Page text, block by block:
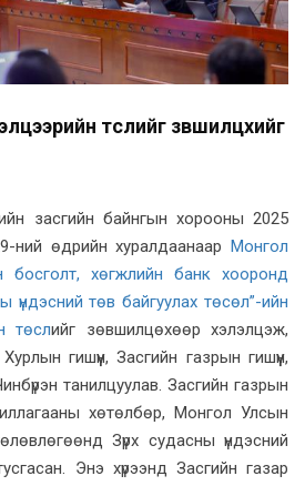
төслийг зөвшилцөхийг
засгийн байнгын хорооны 2025
ний өдрийн хуралдаанаар Монгол
босголт, хөгжлийн банк хооронд
үндэсний төв байгуулах төсөл”-ийн
төслийг зөвшилцөхөөр хэлэлцэж,
гишүүн, Засгийн газрын гишүүн,
танилцуулав. Засгийн газрын
хөтөлбөр, Монгол Улсын
Зүрх судасны үндэсний
Энэ хүрээнд Засгийн газар